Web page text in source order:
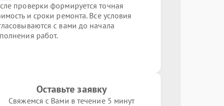
проверки формируется точная
и сроки ремонта. Все условия
с вами до начала
работ.
Оставьте заявку
Свяжемся с Вами в течение 5 минут